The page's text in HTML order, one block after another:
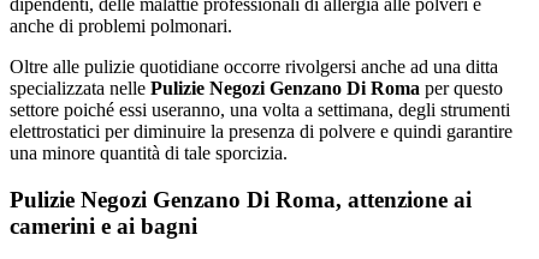
dipendenti, delle malattie professionali di allergia alle polveri e
anche di problemi polmonari.
Oltre alle pulizie quotidiane occorre rivolgersi anche ad una ditta
specializzata nelle Pulizie Negozi Genzano Di Roma per questo
settore poiché essi useranno, una volta a settimana, degli strumenti
elettrostatici per diminuire la presenza di polvere e quindi garantire
una minore quantità di tale sporcizia.
Pulizie Negozi Genzano Di Roma, attenzione ai
camerini e ai bagni